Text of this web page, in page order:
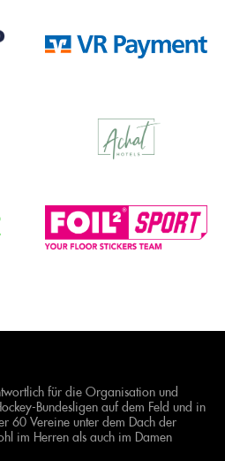
für die Organisation und
Bundesligen auf dem Feld und in
60 Vereine unter dem Dach der
im Herren als auch im Damen